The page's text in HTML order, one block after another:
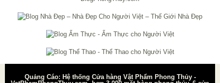
Quảng Cáo: Hệ thống Cửa hàng Vật Phẩm Phong Thủy -